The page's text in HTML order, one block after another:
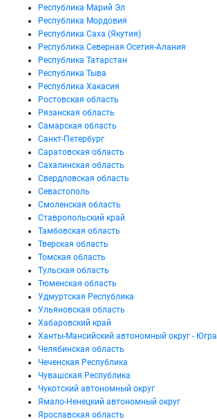
Республика Марий Эл
Республика Мордовия
Республика Саха (Якутия)
Республика Северная Осетия-Алания
Республика Татарстан
Республика Тыва
Республика Хакасия
Ростовская область
Рязанская область
Самарская область
Санкт-Петербург
Саратовская область
Сахалинская область
Свердловская область
Севастополь
Смоленская область
Ставропольский край
Тамбовская область
Тверская область
Томская область
Тульская область
Тюменская область
Удмуртская Республика
Ульяновская область
Хабаровский край
Ханты-Мансийский автономный округ - Югра
Челябинская область
Чеченская Республика
Чувашская Республика
Чукотский автономный округ
Ямало-Ненецкий автономный округ
Ярославская область